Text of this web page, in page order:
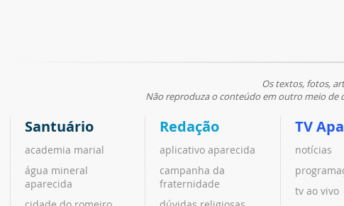
Os textos, fotos,
Não reproduza o conteúdo em outro meio de
Santuário
academia marial
água mineral
aparecida
Redação
aplicativo aparecida
campanha da
fraternidade
TV
notícias
tv ao vivo